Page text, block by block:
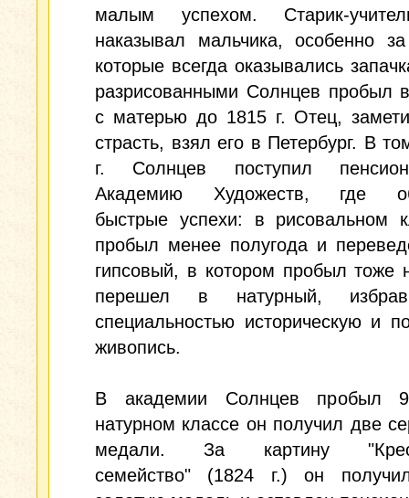
малым успехом. Старик-
наказывал мальчика, особенно
которые всегда оказывались
разрисованными Солнцев пробыл
с матерью до 1815 г. Отец,
страсть, взял его в Петербург. В
г. Солнцев поступил
Академию Художеств, где
быстрые успехи: в рисовальном
пробыл менее полугода и
гипсовый, в котором пробыл тоже
перешел в натурный,
специальностью историческую и
живопись.
В академии Солнцев пробыл
натурном классе он получил две
медали. За картину
семейство" (1824 г.) он